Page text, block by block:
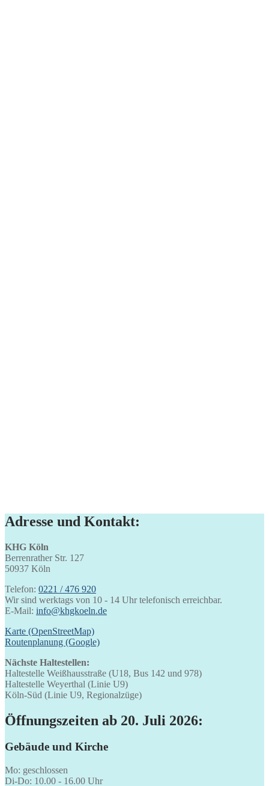
Adresse und Kontakt:
KHG Köln
Berrenrather Str. 127
50937 Köln
Telefon: 0221 / 476 920
Wir sind werktags von 10 - 14 Uhr telefonisch erreichbar.
E-Mail: info@khgkoeln.de
Karte (OpenStreetMap)
Routenplanung (Google)
Nächste Haltestellen:
Haltestelle Weißhausstraße (U18, Bus 142 und 978)
Haltestelle Weyerthal (Linie U9)
Köln-Süd (Linie U9, Regionalzüge)
Öffnungszeiten ab 20. Juli 2026:
Gebäude und Kirche
Mo: geschlossen
Di-Do: 10.00 - 16.00 Uhr